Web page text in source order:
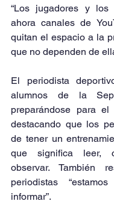
“Los jugadores y los
ahora canales de
quitan el espacio a la
que no dependen de
El periodista
alumnos de la
preparándose para el
destacando que los
de tener un
que significa leer,
observar. También
periodistas
informar”.